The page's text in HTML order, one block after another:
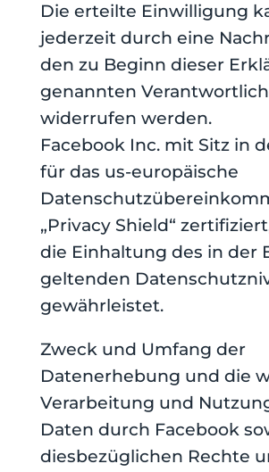
Die erteilte Einwilligung
jederzeit durch eine
den zu Beginn dieser
genannten
widerrufen werden.
Facebook Inc. mit Sitz in
für das us-europäische
„Privacy Shield“
die Einhaltung des in der
geltenden
gewährleistet.
Zweck und Umfang der
Datenerhebung und die
Verarbeitung und
Daten durch Facebook
diesbezüglichen Rechte